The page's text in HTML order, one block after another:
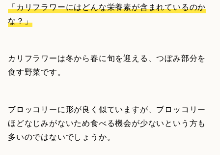
「カリフラワーにはどんな栄養素が含まれているのか
な？」
カリフラワーは冬から春に旬を迎える、つぼみ部分を
食す野菜です。
ブロッコリーに形が良く似ていますが、ブロッコリー
ほどなじみがないため食べる機会が少ないという方も
多いのではないでしょうか。